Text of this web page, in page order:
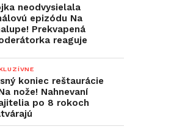
neodvysielala
epizódu Na
Prekvapená
reaguje
koniec reštaurácie
nože! Nahnevaní
po 8 rokoch